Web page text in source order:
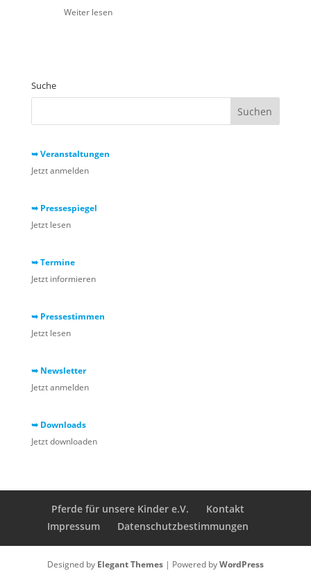
Weiter lesen
Suche
➥ Veranstaltungen
Jetzt anmelden
➥ Pressespiegel
Jetzt lesen
➥ Termine
Jetzt informieren
➥ Pressestimmen
Jetzt lesen
➥ Newsletter
Jetzt anmelden
➥ Downloads
Jetzt downloaden
Pferde für unsere Kinder e.V.
Kontakt
Impressum
Datenschutzbestimmungen
Designed by Elegant Themes| Powered byWordPress